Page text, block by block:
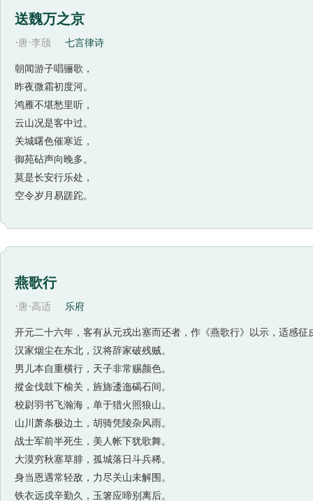
送魏万之京
·唐·李颀 七言律诗
朝闻游子唱骊歌，
昨夜微霜初度河。
鸿雁不堪愁里听，
云山况是客中过。
关城曙色催寒近，
御苑砧声向晚多。
莫是长安行乐处，
空令岁月易蹉跎。
燕歌行
·唐·高适 乐府
开元二十六年，客有从元戎出塞而还者，作《燕歌行》以示，适感征
汉家烟尘在东北，汉将辞家破残贼。
男儿本自重横行，天子非常赐颜色。
摐金伐鼓下榆关，旌旆逶迤碣石间。
校尉羽书飞瀚海，单于猎火照狼山。
山川萧条极边土，胡骑凭陵杂风雨。
战士军前半死生，美人帐下犹歌舞。
大漠穷秋塞草腓，孤城落日斗兵稀。
身当恩遇常轻敌，力尽关山未解围。
铁衣远戍辛勤久，玉箸应啼别离后。